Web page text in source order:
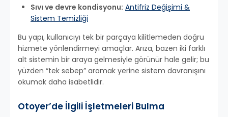
Sıvı ve devre kondisyonu: Antifriz Değişimi &
Sistem Temizliği
Bu yapı, kullanıcıyı tek bir parçaya kilitlemeden doğru
hizmete yönlendirmeyi amaçlar. Arıza, bazen iki farklı
alt sistemin bir araya gelmesiyle görünür hale gelir; bu
yüzden “tek sebep” aramak yerine sistem davranışını
okumak daha isabetlidir.
Otoyer’de İlgili İşletmeleri Bulma